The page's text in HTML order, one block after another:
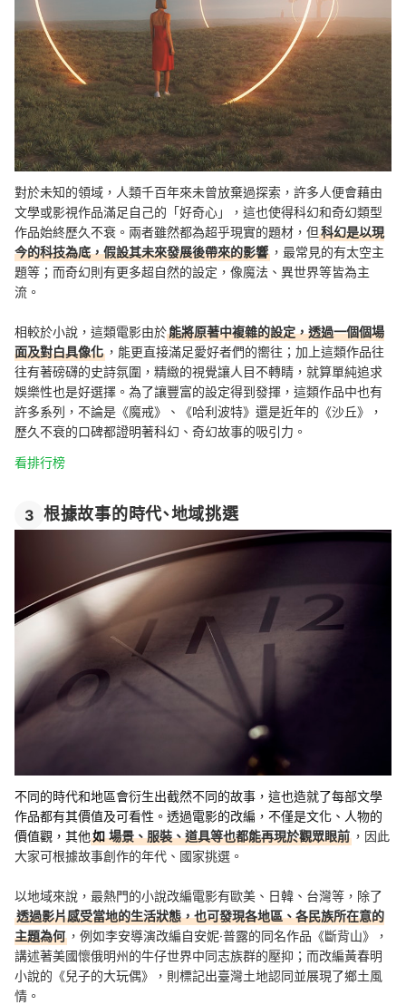
對於未知的領域，人類千百年來未曾放棄過探索，許多人便會藉由
文學或影視作品滿足自己的「好奇心」，這也使得科幻和奇幻類型
作品始終歷久不衰。兩者雖然都為超乎現實的題材，但科幻是以現
今的科技為底，假設其未來發展後帶來的影響 ，最常見的有太空主
題等；而奇幻則有更多超自然的設定，像魔法、異世界等皆為主
流。
相較於小說，這類電影由於能將原著中複雜的設定，透過一個個場
面及對白具像化 ，能更直接滿足愛好者們的嚮往；加上這類作品往
往有著磅礴的史詩氛圍，精緻的視覺讓人目不轉睛，就算單純追求
娛樂性也是好選擇。為了讓豐富的設定得到發揮，這類作品中也有
許多系列，不論是《魔戒》、《哈利波特》還是近年的《沙丘》，
歷久不衰的口碑都證明著科幻、奇幻故事的吸引力。
看排行榜
3 根據故事的時代、地域挑選
不同的時代和地區會衍生出截然不同的故事，這也造就了每部文學
作品都有其價值及可看性。透過電影的改編，不僅是文化、人物的
價值觀，其他如 場景、服裝、道具等也都能再現於觀眾眼前 ，因此
大家可根據故事創作的年代、國家挑選。
以地域來說，最熱門的小說改編電影有歐美、日韓、台灣等，除了
透過影片感受當地的生活狀態，也可發現各地區、各民族所在意的
主題為何 ，例如李安導演改編自安妮·普露的同名作品《斷背山》，
講述著美國懷俄明州的牛仔世界中同志族群的壓抑；而改編黃春明
小說的《兒子的大玩偶》，則標記出臺灣土地認同並展現了鄉土風
情。